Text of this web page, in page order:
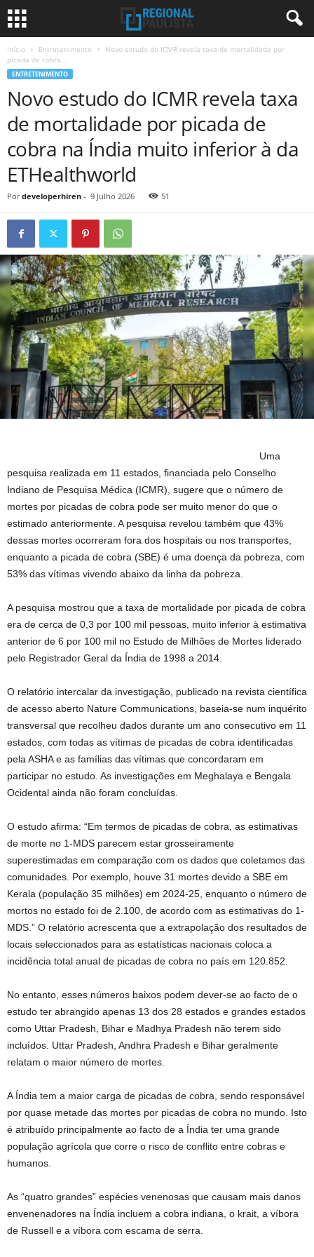
Início Entretenimento
Novo estudo do ICMR revela taxa de mortalidade por
picada de cobra...
ENTRETENIMENTO
Novo estudo do ICMR revela taxa
de mortalidade por picada de
cobra na Índia muito inferior à da
ETHealthworld
Por developerhiren - 9 Julho 2026 51
Uma
pesquisa realizada em 11 estados, financiada pelo Conselho
Indiano de Pesquisa Médica (ICMR), sugere que o número de
mortes por picadas de cobra pode ser muito menor do que o
estimado anteriormente. A pesquisa revelou também que 43%
dessas mortes ocorreram fora dos hospitais ou nos transportes,
enquanto a picada de cobra (SBE) é uma doença da pobreza, com
53% das vítimas vivendo abaixo da linha da pobreza.
A pesquisa mostrou que a taxa de mortalidade por picada de cobra
era de cerca de 0,3 por 100 mil pessoas, muito inferior à estimativa
anterior de 6 por 100 mil no Estudo de Milhões de Mortes liderado
pelo Registrador Geral da Índia de 1998 a 2014.
O relatório intercalar da investigação, publicado na revista científica
de acesso aberto Nature Communications, baseia-se num inquérito
transversal que recolheu dados durante um ano consecutivo em 11
estados, com todas as vítimas de picadas de cobra identificadas
pela ASHA e as famílias das vítimas que concordaram em
participar no estudo. As investigações em Meghalaya e Bengala
Ocidental ainda não foram concluídas.
O estudo afirma: “Em termos de picadas de cobra, as estimativas
de morte no 1-MDS parecem estar grosseiramente
superestimadas em comparação com os dados que coletamos das
comunidades. Por exemplo, houve 31 mortes devido a SBE em
Kerala (população 35 milhões) em 2024-25, enquanto o número de
mortos no estado foi de 2.100, de acordo com as estimativas do 1-
MDS.” O relatório acrescenta que a extrapolação dos resultados de
locais seleccionados para as estatísticas nacionais coloca a
incidência total anual de picadas de cobra no país em 120.852.
No entanto, esses números baixos podem dever-se ao facto de o
estudo ter abrangido apenas 13 dos 28 estados e grandes estados
como Uttar Pradesh, Bihar e Madhya Pradesh não terem sido
incluídos. Uttar Pradesh, Andhra Pradesh e Bihar geralmente
relatam o maior número de mortes.
A Índia tem a maior carga de picadas de cobra, sendo responsável
por quase metade das mortes por picadas de cobra no mundo. Isto
é atribuído principalmente ao facto de a Índia ter uma grande
população agrícola que corre o risco de conflito entre cobras e
humanos.
As “quatro grandes” espécies venenosas que causam mais danos
envenenadores na Índia incluem a cobra indiana, o krait, a víbora
de Russell e a víbora com escama de serra.